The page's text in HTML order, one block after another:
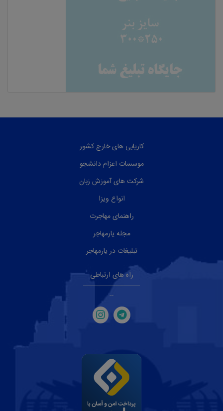
کاریابی های خارج کشور
موسسات اعزام دانشجو
شرکت های آموزش زبان
انواع ویزا
راهنمای مهاجرت
مجله یارمهاجر
تبلیغات در یارمهاجر
راه های ارتباطی
--